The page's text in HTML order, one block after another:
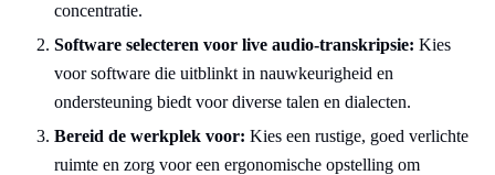
concentratie.
Software selecteren voor live audio-transkripsie: Kies
voor software die uitblinkt in nauwkeurigheid en
ondersteuning biedt voor diverse talen en dialecten.
Bereid de werkplek voor: Kies een rustige, goed verlichte
ruimte en zorg voor een ergonomische opstelling om